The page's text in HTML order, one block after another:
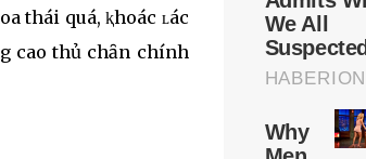
thái quá, ⱪhoác ʟác
cao thủ chȃn chính